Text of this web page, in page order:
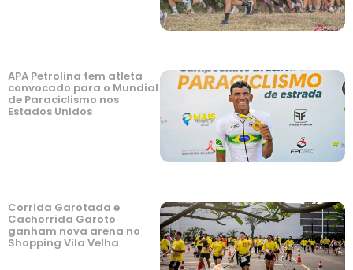
APA Petrolina tem atleta
convocado para o Mundial
de Paraciclismo nos
Estados Unidos
Corrida Garotada e
Cachorrida Garoto
ganham nova arena no
Shopping Vila Velha